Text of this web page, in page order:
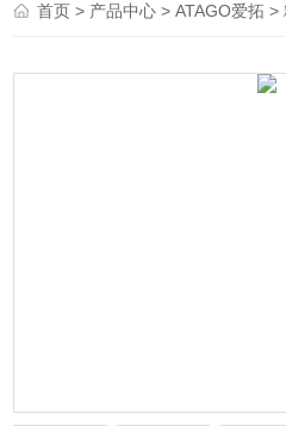
首页> 产品中心 >ATAGO爱拓 >